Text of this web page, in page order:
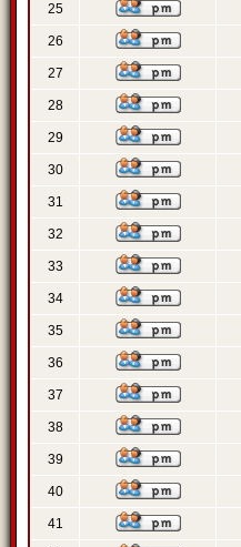
25
26
27
28
29
30
31
32
33
34
35
36
37
38
39
40
41